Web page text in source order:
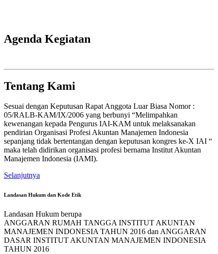
Agenda Kegiatan
Tentang Kami
Sesuai dengan Keputusan Rapat Anggota Luar Biasa Nomor :
05/RALB-KAM/IX/2006 yang berbunyi “Melimpahkan
kewenangan kepada Pengurus IAI-KAM untuk melaksanakan
pendirian Organisasi Profesi Akuntan Manajemen Indonesia
sepanjang tidak bertentangan dengan keputusan kongres ke-X IAI “
maka telah didirikan organisasi profesi bernama Institut Akuntan
Manajemen Indonesia (IAMI).
Selanjutnya
Landasan Hukum dan Kode Etik
Landasan Hukum berupa
ANGGARAN RUMAH TANGGA INSTITUT AKUNTAN
MANAJEMEN INDONESIA TAHUN 2016 dan ANGGARAN
DASAR INSTITUT AKUNTAN MANAJEMEN INDONESIA
TAHUN 2016